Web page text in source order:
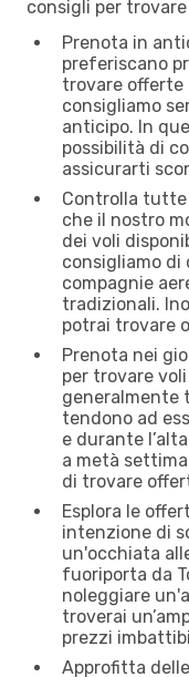
consigli per
Prenota in
preferiscano
trovare offerte
consigliamo
anticipo. In
possibilità di
assicurarti
Controlla tutte
che il nostro
dei voli
consigliamo di
compagnie
tradizionali.
potrai trovare
Prenota nei
per trovare
generalmente
tendono ad
e durante
a metà
di trovare
Esplora le
intenzione di
un'occhiata
fuoriporta da
noleggiare
troverai
prezzi
Approfitta